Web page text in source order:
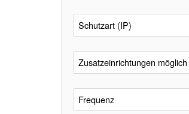
Schutzart (IP)
Zusatzeinrichtungen möglich
Frequenz